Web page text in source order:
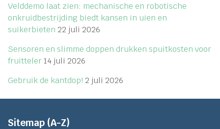
Velddemo laat zien: mechanische en robotische
onkruidbestrijding biedt kansen in uien en
suikerbieten 22 juli 2026
Sensoren en slimme doppen drukken spuitkosten voor
fruitteler14 juli 2026
Gebruik de kantdop! 2 juli 2026
Sitemap (A-Z)